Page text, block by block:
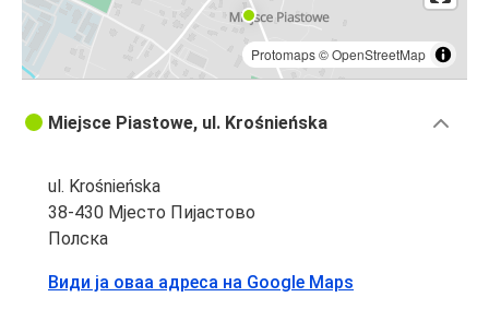
Protomaps©OpenStreetMap
Miejsce Piastowe, ul. Krośnieńska
ul. Krośnieńska
38-430 Мјесто Пијастово
Полска
Види ја оваа адреса на Google Maps